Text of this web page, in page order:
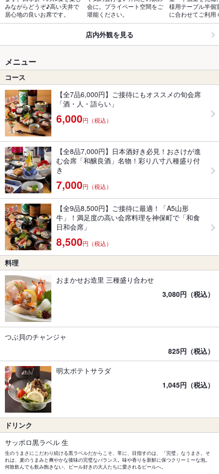
みながらどうぞ♪高い天井で
居心地の良いお席です。
会に。プライベート空間をご
堪能ください。
様用テーブル半個
に合わせてご利用
店内外観を見る
メニュー
コース
【全7品6,000円】ご接待にもオススメの旬会席
「酒・人・語らい」
6,000円（税込）
【全8品7,000円】日本酒好き必見！おさけが進
む会席「和醸良酒」名物！彩り八寸八種盛り付
き
7,000円（税込）
【全9品8,500円】ご接待に最適！「A5山形
牛」！満足度の高い会席料理を神保町で「和食
日和会席」
8,500円（税込）
料理
おまかせお造里 三種盛り合わせ
3,080円（税込）
つぶ貝のチャンジャ
825円（税込）
明太ポテトサラダ
1,045円（税込）
ドリンク
サッポロ黒ラベル 生
生のうまさにこだわり続ける黒ラベルだからこそ、常に、目指すのは、「完璧」なうまさ。そ
れは、麦のうまみと爽やかな後味の完璧なバランス。味や香りを新鮮に保つクリーミーな泡。
何敗飲んでも飲み飽きない、ビール好きの大人たちに愛されるビールへ。